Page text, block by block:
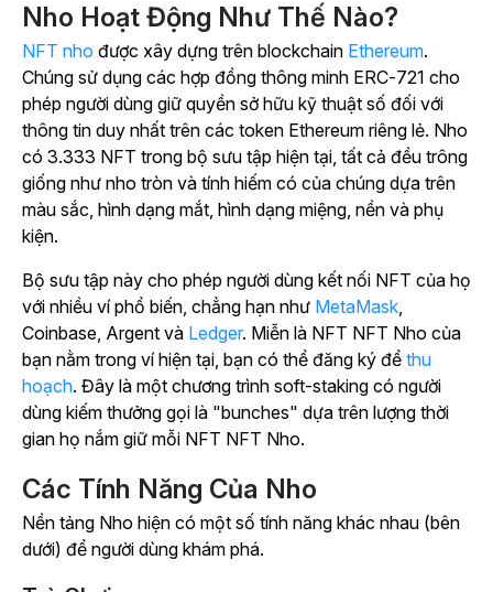
Nho Hoạt Động Như Thế Nào?
NFT nho được xây dựng trên blockchain Ethereum.
Chúng sử dụng các hợp đồng thông minh ERC-721 cho
phép người dùng giữ quyền sở hữu kỹ thuật số đối với
thông tin duy nhất trên các token Ethereum riêng lẻ. Nho
có 3.333 NFT trong bộ sưu tập hiện tại, tất cả đều trông
giống như nho tròn và tính hiếm có của chúng dựa trên
màu sắc, hình dạng mắt, hình dạng miệng, nền và phụ
kiện.
Bộ sưu tập này cho phép người dùng kết nối NFT của họ
với nhiều ví phổ biến, chẳng hạn như MetaMask,
Coinbase, Argent và Ledger. Miễn là NFT NFT Nho của
bạn nằm trong ví hiện tại, bạn có thể đăng ký để thu
hoạch. Đây là một chương trình soft-staking có người
dùng kiếm thưởng gọi là "bunches" dựa trên lượng thời
gian họ nắm giữ mỗi NFT NFT Nho.
Các Tính Năng Của Nho
Nền tảng Nho hiện có một số tính năng khác nhau (bên
dưới) để người dùng khám phá.